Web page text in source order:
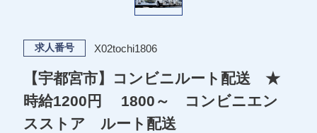
求人番号 X02tochi1806
【宇都宮市】コンビニルート配送 ★
時給1200円 1800～ コンビニエン
スストア ルート配送